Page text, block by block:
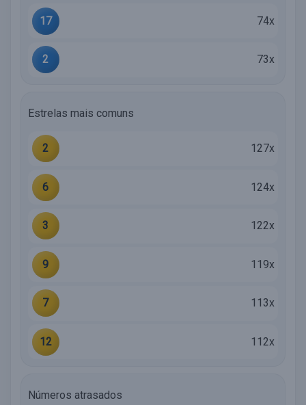
17 74x
2 73x
Estrelas mais comuns
2 127x
6 124x
3 122x
9 119x
7 113x
12 112x
Números atrasados